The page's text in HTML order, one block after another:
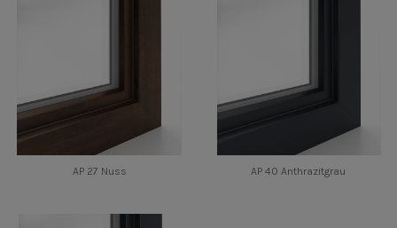
AP 27 Nuss AP 40 Anthrazitgrau